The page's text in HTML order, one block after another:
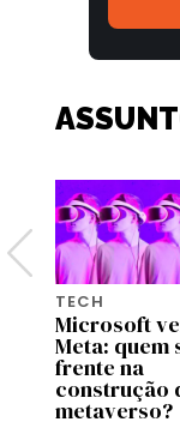
TECH
Microsoft
Meta: quem
frente na
construção
metaverso?